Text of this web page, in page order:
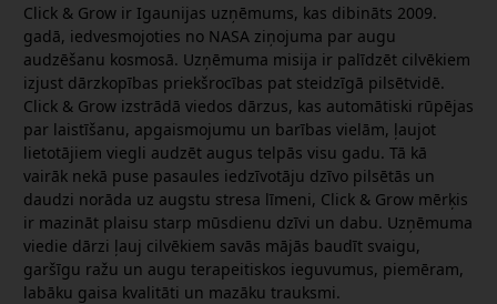
Click & Grow ir Igaunijas uzņēmums, kas dibināts 2009.
gadā, iedvesmojoties no NASA ziņojuma par augu
audzēšanu kosmosā. Uzņēmuma misija ir palīdzēt cilvēkiem
izjust dārzkopības priekšrocības pat steidzīgā pilsētvidē.
Click & Grow izstrādā viedos dārzus, kas automātiski rūpējas
par laistīšanu, apgaismojumu un barības vielām, ļaujot
lietotājiem viegli audzēt augus telpās visu gadu. Tā kā
vairāk nekā puse pasaules iedzīvotāju dzīvo pilsētās un
daudzi norāda uz augstu stresa līmeni, Click & Grow mērķis
ir mazināt plaisu starp mūsdienu dzīvi un dabu. Uzņēmuma
viedie dārzi ļauj cilvēkiem savās mājās baudīt svaigu,
garšīgu ražu un augu terapeitiskos ieguvumus, piemēram,
labāku gaisa kvalitāti un mazāku trauksmi.